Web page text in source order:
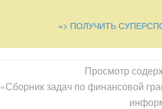
=> ПОЛУЧИТЬ
Просмотр
«Сборник задач по финансовой